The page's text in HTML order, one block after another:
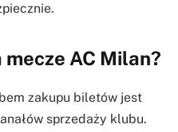
AC Milan?
zakupu biletów jest
sprzedaży klubu.